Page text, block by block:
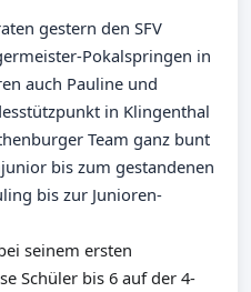
gestern den SFV
Pokalspringen in
auch Pauline und
in Klingenthal
Team ganz bunt
bis zum gestandenen
bis zur Junioren-
seinem ersten
Schüler bis 6 auf der 4-